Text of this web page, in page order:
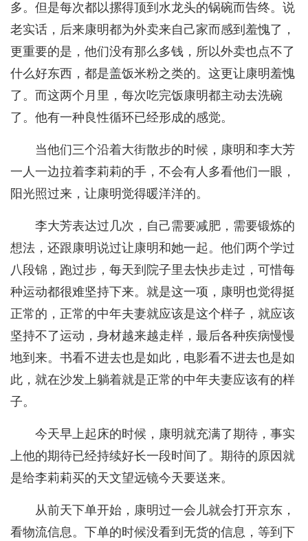
多。但是每次都以摞得顶到水龙头的锅碗而告终。说
老实话，后来康明都为外卖来自己家而感到羞愧了，
更重要的是，他们没有那么多钱，所以外卖也点不了
什么好东西，都是盖饭米粉之类的。这更让康明羞愧
了。而这两个月里，每次吃完饭康明都主动去洗碗
了。他有一种良性循环已经形成的感觉。
当他们三个沿着大街散步的时候，康明和李大芳
一人一边拉着李莉莉的手，不会有人多看他们一眼，
阳光照过来，让康明觉得暖洋洋的。
李大芳表达过几次，自己需要减肥，需要锻炼的
想法，还跟康明说过让康明和她一起。他们两个学过
八段锦，跑过步，每天到院子里去快步走过，可惜每
种运动都很难坚持下来。就是这一项，康明也觉得挺
正常的，正常的中年夫妻就应该是这个样子，就应该
坚持不了运动，身材越来越走样，最后各种疾病慢慢
地到来。书看不进去也是如此，电影看不进去也是如
此，就在沙发上躺着就是正常的中年夫妻应该有的样
子。
今天早上起床的时候，康明就充满了期待，事实
上他的期待已经持续好长一段时间了。期待的原因就
是给李莉莉买的天文望远镜今天要送来。
从前天下单开始，康明过一会儿就会打开京东，
看物流信息。下单的时候没看到无货的信息，等到下